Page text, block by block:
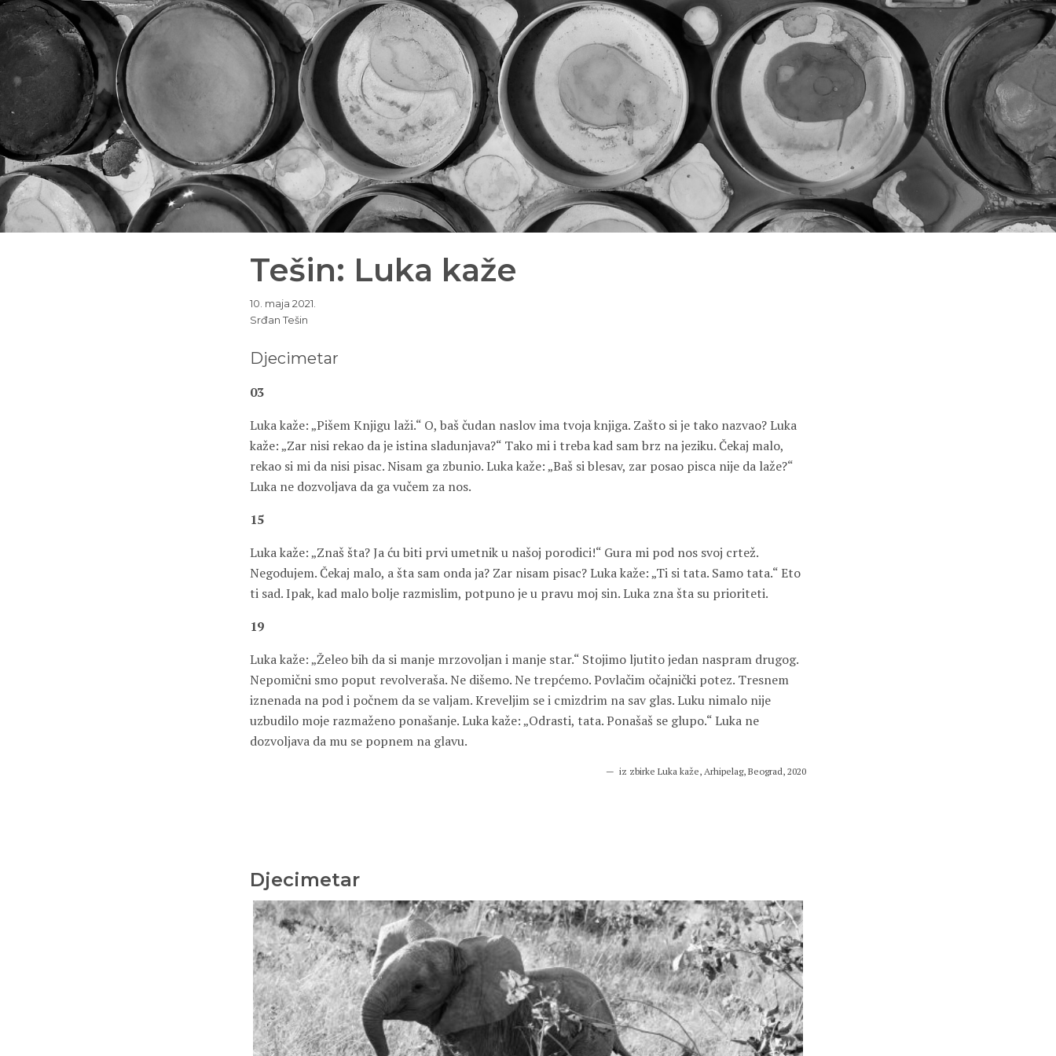
Tešin: Luka kaže
10. maja 2021.
Srđan Tešin
Djecimetar
03
Luka kaže: „Pišem Knjigu laži.“ O, baš čudan naslov ima tvoja knjiga. Zašto si je tako nazvao? Luka
kaže: „Zar nisi rekao da je istina sladunjava?“ Tako mi i treba kad sam brz na jeziku. Čekaj malo,
rekao si mi da nisi pisac. Nisam ga zbunio. Luka kaže: „Baš si blesav, zar posao pisca nije da laže?“
Luka ne dozvoljava da ga vučem za nos.
15
Luka kaže: „Znaš šta? Ja ću biti prvi umetnik u našoj porodici!“ Gura mi pod nos svoj crtež.
Negodujem. Čekaj malo, a šta sam onda ja? Zar nisam pisac? Luka kaže: „Ti si tata. Samo tata.“ Eto
ti sad. Ipak, kad malo bolje razmislim, potpuno je u pravu moj sin. Luka zna šta su prioriteti.
19
Luka kaže: „Želeo bih da si manje mrzovoljan i manje star.“ Stojimo ljutito jedan naspram drugog.
Nepomični smo poput revolveraša. Ne dišemo. Ne trepćemo. Povlačim očajnički potez. Tresnem
iznenada na pod i počnem da se valjam. Kreveljim se i cmizdrim na sav glas. Luku nimalo nije
uzbudilo moje razmaženo ponašanje. Luka kaže: „Odrasti, tata. Ponašaš se glupo.“ Luka ne
dozvoljava da mu se popnem na glavu.
iz zbirke Luka kaže, Arhipelag, Beograd, 2020
Djecimetar